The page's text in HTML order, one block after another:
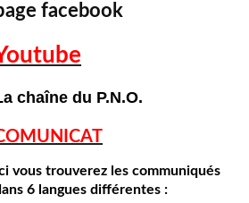
facebook
chaîne du P.N.O.
vous trouverez les communiqués
6 langues différentes :